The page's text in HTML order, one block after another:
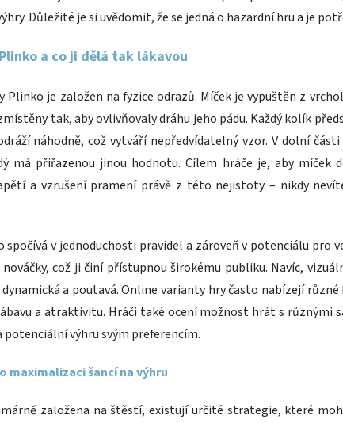
Důležité je si uvědomit, že se jedná o hazardní hru a je
a co ji dělá tak lákavou
Plinko je založen na fyzice odrazů. Míček je vypuštěn z
tak, aby ovlivňovaly dráhu jeho pádu. Každý kolík
náhodně, což vytváří nepředvídatelný vzor. V dolní
má přiřazenou jinou hodnotu. Cílem hráče je, aby míček
a vzrušení pramení právě z této nejistoty – nikdy
spočívá v jednoduchosti pravidel a zároveň v potenciálu pro
což ji činí přístupnou širokému publiku. Navíc,
a poutavá. Online varianty hry často nabízejí různé
a atraktivitu. Hráči také ocení možnost hrát s různými
výhru svým preferencím.
maximalizaci šancí na výhru
založena na štěstí, existují určité strategie, které